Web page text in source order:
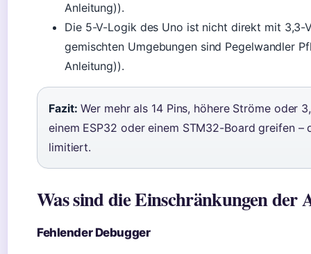
Anleitung)).
Die 5-V-Logik des Uno ist nicht direkt mit 3,3-
gemischten Umgebungen sind Pegelwandler
Anleitung)).
Fazit: Wer mehr als 14 Pins, höhere Ströme oder
einem ESP32 oder einem STM32-Board greifen
limitiert.
Was sind die Einschränkungen der
Fehlender Debugger